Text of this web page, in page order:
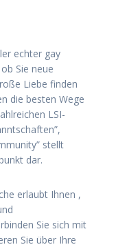
echter gay
Sie neue
Liebe finden
die besten Wege
LSI-
stellt
dar.
erlaubt Ihnen ,
Sie sich mit
Sie über Ihre